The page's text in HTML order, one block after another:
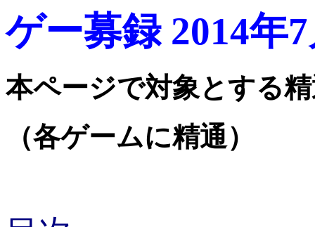
ゲー募録 2014年
本ページで対象とす
（各ゲームに精通）